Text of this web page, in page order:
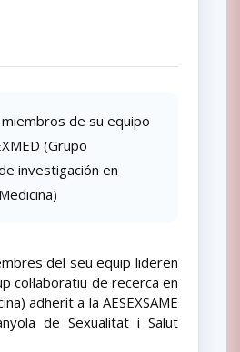
de su equipo
(Grupo
investigación en
del seu equip lideren
col·laboratiu de recerca en
adherit a la AESEXSAME
de Sexualitat i Salut